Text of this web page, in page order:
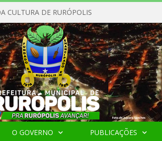
CULTURA DE RURÓPOLIS
O GOVERNO PUBLICAÇÕES